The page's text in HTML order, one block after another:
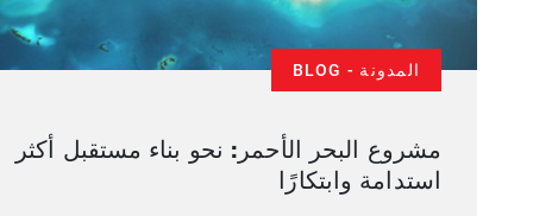
المدونة - BLOG
مشروع البحر الأحمر: نحو بناء مستقبل أكثر
استدامة وابتكارًا